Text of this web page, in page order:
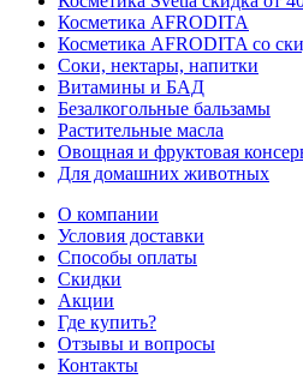
Косметика AFRODITA
Косметика AFRODITA со
Соки, нектары, напитки
Витамины и БАД
Безалкогольные бальзамы
Растительные масла
Овощная и фруктовая
Для домашних животных
О компании
Условия доставки
Способы оплаты
Скидки
Акции
Где купить?
Отзывы и вопросы
Контакты